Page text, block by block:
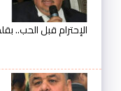
الإحترام قبل الحب..